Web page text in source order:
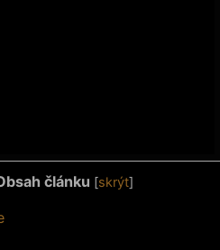
článku [skrýt]